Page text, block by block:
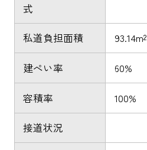
式
私道負担面積
建ぺい率 60%
容積率 100%
接道状況